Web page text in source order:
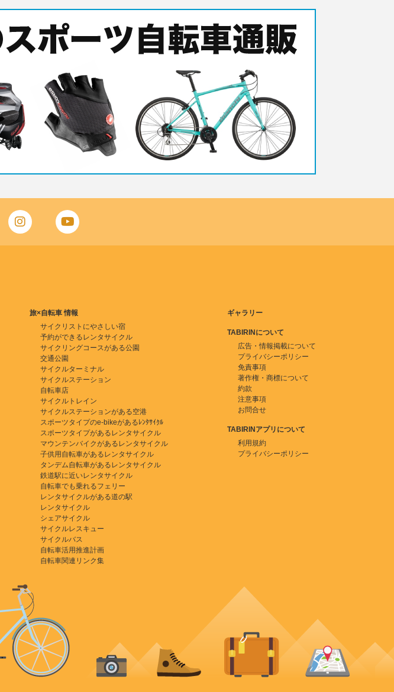
旅×自転車 情報
サイクリストにやさしい宿
予約ができるレンタサイクル
サイクリングコースがある公園
交通公園
サイクルターミナル
サイクルステーション
自転車店
サイクルトレイン
サイクルステーションがある空港
スポーツタイプのe-bikeがあるﾚﾝﾀｻｲｸﾙ
スポーツタイプがあるレンタサイクル
マウンテンバイクがあるレンタサイクル
子供用自転車があるレンタサイクル
タンデム自転車があるレンタサイクル
鉄道駅に近いレンタサイクル
自転車でも乗れるフェリー
レンタサイクルがある道の駅
レンタサイクル
シェアサイクル
サイクルレスキュー
サイクルバス
自転車活用推進計画
自転車関連リンク集
ギャラリー
TABIRINについて
広告・情報掲載について
プライバシーポリシー
免責事項
著作権・商標について
約款
注意事項
お問合せ
TABIRINアプリについて
利用規約
プライバシーポリシー